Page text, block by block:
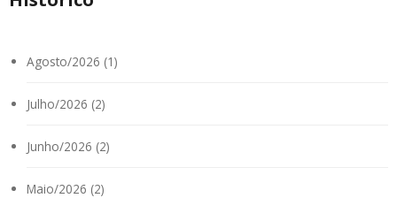
Agosto/2026 (1)
Julho/2026 (2)
Junho/2026 (2)
Maio/2026 (2)